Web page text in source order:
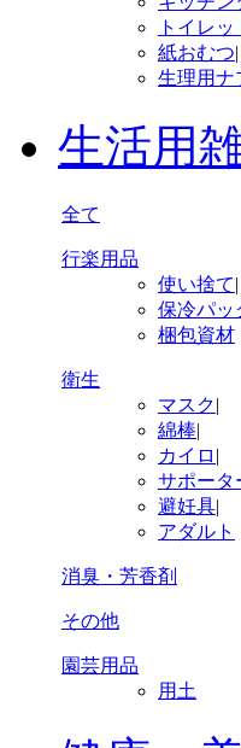
トイレ
紙おむつ|
生理用ナ
生活用
全て
行楽用品
使い捨て|
保冷パッ
梱包資材
衛生
マスク|
綿棒|
カイロ |
サポータ
避妊具|
アダルト
消臭・芳香剤
その他
園芸用品
用土